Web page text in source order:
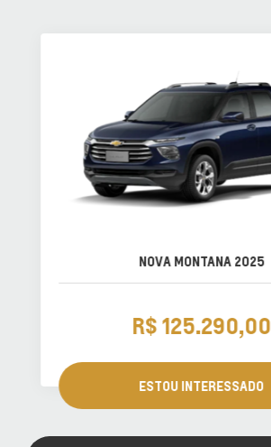
NOVA MONTANA 2025
R$ 125.290,00
ESTOU INTERESSADO